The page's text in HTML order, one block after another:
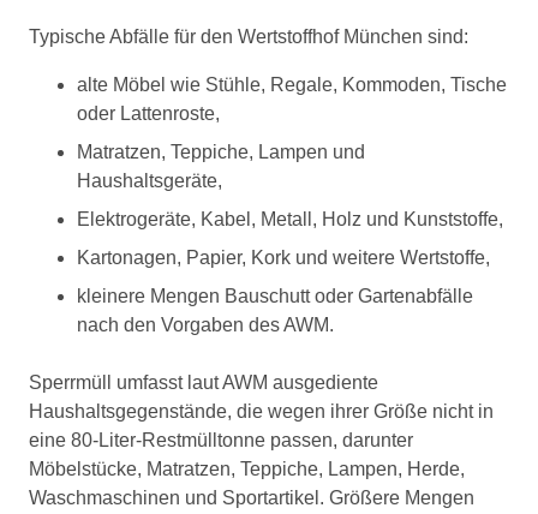
Typische Abfälle für den Wertstoffhof München sind:
alte Möbel wie Stühle, Regale, Kommoden, Tische
oder Lattenroste,
Matratzen, Teppiche, Lampen und
Haushaltsgeräte,
Elektrogeräte, Kabel, Metall, Holz und Kunststoffe,
Kartonagen, Papier, Kork und weitere Wertstoffe,
kleinere Mengen Bauschutt oder Gartenabfälle
nach den Vorgaben des AWM.
Sperrmüll umfasst laut AWM ausgediente
Haushaltsgegenstände, die wegen ihrer Größe nicht in
eine 80-Liter-Restmülltonne passen, darunter
Möbelstücke, Matratzen, Teppiche, Lampen, Herde,
Waschmaschinen und Sportartikel. Größere Mengen